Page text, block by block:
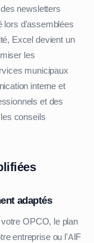
newsletters
lors d'assemblées
Excel devient un
les
municipaux
interne et
et des
conseils
adaptés
OPCO, le plan
entreprise ou l'AIF